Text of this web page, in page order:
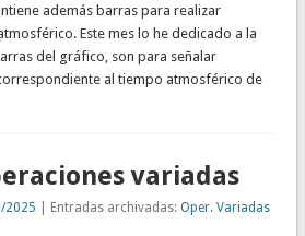
además barras para realizar
Este mes lo he dedicado a la
del gráfico, son para señalar
al tiempo atmosférico de
variadas
2025 | Entradas archivadas:Oper. Variadas